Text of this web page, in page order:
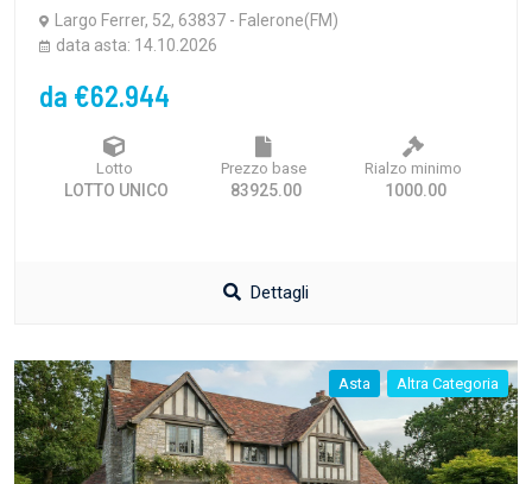
Largo Ferrer, 52, 63837 - Falerone(FM)
data asta: 14.10.2026
da €62.944
Lotto
LOTTO UNICO
Prezzo base
83925.00
Rialzo minimo
1000.00
Dettagli
Asta Altra Categoria